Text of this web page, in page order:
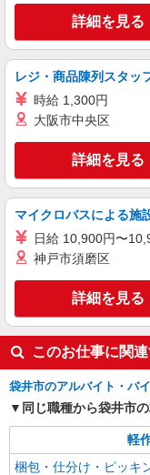
派遣社員
株式会社ニジキャリア
【袋
ク】
キープ
詳細を見る
レジ・商品陳列スタッ
時給 1,300円
大阪市中央区
詳細を見る
マイクロバスによる施
日給 10,900円〜
神戸市須磨区
詳細を見る
このお仕事に関
袋井市のアルバイト・バ
同じ職種から袋井市
軽
梱包・仕分け・ピッキ